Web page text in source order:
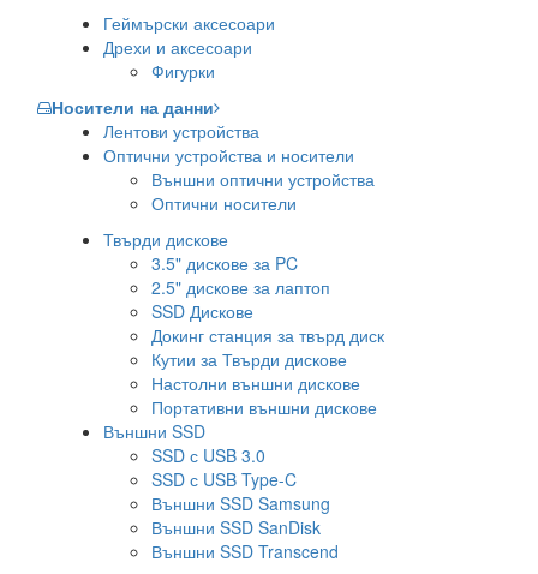
Геймърски аксесоари
Дрехи и аксесоари
Фигурки
Носители на данни
Лентови устройства
Оптични устройства и носители
Външни оптични устройства
Оптични носители
Твърди дискове
3.5" дискове за PC
2.5" дискове за лаптоп
SSD Дискове
Докинг станция за твърд диск
Кутии за Твърди дискове
Настолни външни дискове
Портативни външни дискове
Външни SSD
SSD с USB 3.0
SSD с USB Type-C
Външни SSD Samsung
Външни SSD SanDisk
Външни SSD Transcend